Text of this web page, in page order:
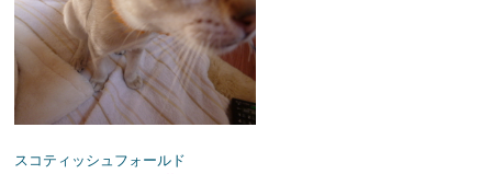
スコティッシュフォールド